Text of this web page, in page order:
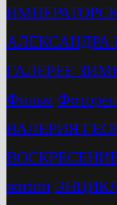
АЛЕКСАНДРА
ГАЛЕРЕЕ
Фильм
ВАЛЕРИЯ
жизни